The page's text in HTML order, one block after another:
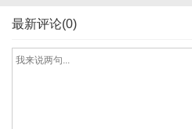
最新评论(0)